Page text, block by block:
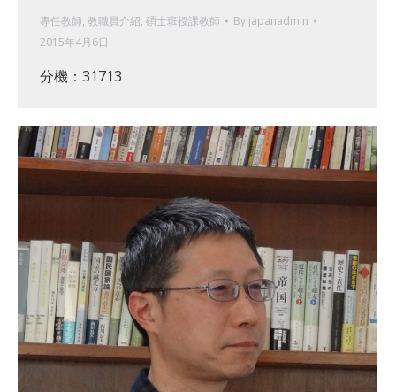
專任教師, 教職員介紹, 碩士班授課教師 By japanadmin
2015年4月6日
分機：31713